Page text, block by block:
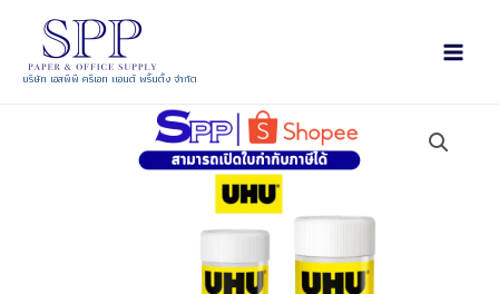
บริษัท เอสพีพี ครีเอท แอนด์ พริ้นติ้ง จำกัด